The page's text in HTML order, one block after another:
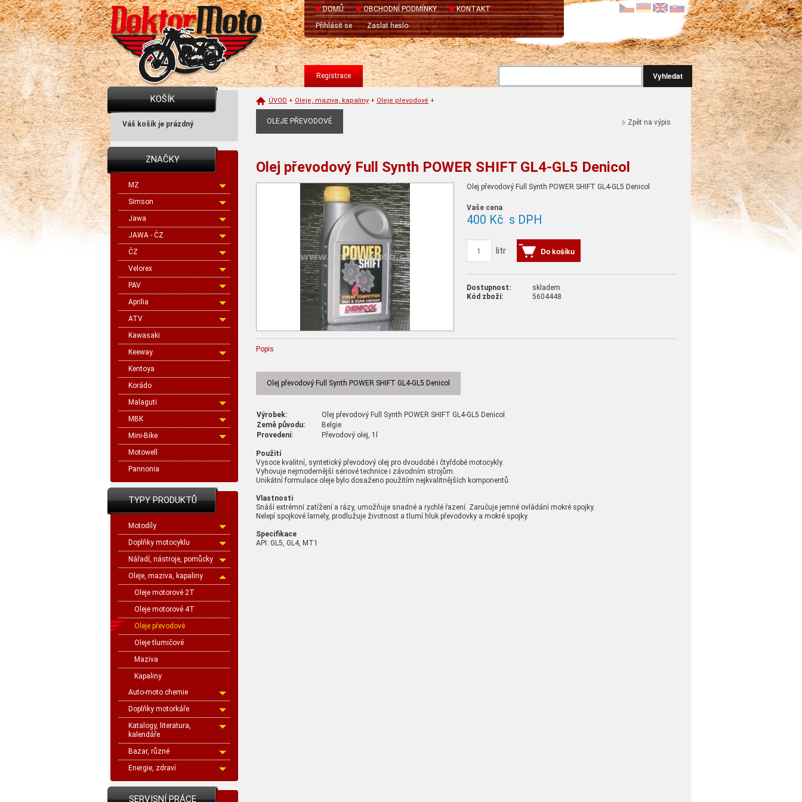
DOMŮ OBCHODNÍ PODMÍNKY
KONTAKT
Přihlásit se
Zaslat heslo
Vyhledat
Registrace
KOŠÍK
Váš košík je prázdný
ZNAČKY
MZ
Simson
Jawa
JAWA - ČZ
ČZ
Velorex
PAV
Aprilia
ATV
Kawasaki
Keeway
Kentoya
Korádo
Malaguti
MBK
Mini-Bike
Motowell
Pannonia
TYPY PRODUKTŮ
Motodíly
Doplňky motocyklu
Nářadí, nástroje, pomůcky
Oleje, maziva, kapaliny
Oleje motorové 2T
Oleje motorové 4T
Oleje převodové
Oleje tlumičové
Maziva
Kapaliny
Auto-moto chemie
Doplňky motorkáře
Katalogy, literatura,
kalendáře
Bazar, různé
Energie, zdraví
SERVISNÍ PRÁCE
ÚVOD + Oleje, maziva, kapaliny + Oleje převodové +
Zpět na výpis
OLEJE PŘEVODOVÉ
Olej převodový Full Synth POWER SHIFT GL4-GL5 Denicol
Olej převodový Full Synth POWER SHIFT GL4-GL5 Denicol
Vaše cena
400 Kč s DPH
litr Do košíku
Dostupnost:
skladem
Kód zboží:
5604448
Popis
Olej převodový Full Synth POWER SHIFT GL4-GL5 Denicol
Výrobek:
Olej převodový Full Synth POWER SHIFT GL4-GL5 Denicol
Země původu:
Belgie
Provedení:
Převodový olej, 1l
Použití
Vysoce kvalitní, syntetický převodový olej pro dvoudobé i čtyřdobé motocykly.
Vyhovuje nejmodernější sériové technice i závodním strojům.
Unikátní formulace oleje bylo dosaženo použitím nejkvalitnějších komponentů.
Vlastnosti
Snáší extrémní zatížení a rázy, umožňuje snadné a rychlé řazení. Zaručuje jemné ovládání mokré spojky.
Nelepí spojkové lamely, prodlužuje životnost a tlumí hluk převodovky a mokré spojky.
Specifikace
API: GL5, GL4, MT1